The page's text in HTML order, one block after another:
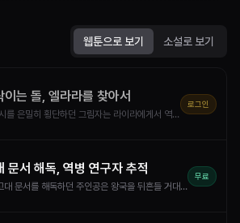
웹툰으로 보기 소설로 보기
이는 돌, 엘라라를 찾아서
폐허가 된 도시를 은밀히 횡단하던 그림자는 라이라에게서 역병 연구자 엘리야스의 정보를 얻는다. 하지만 그의 은신처에서 발견된 '속삭이는 엘도리아의 돌'은 더 깊은 비밀을 예고하고, 어둠의 조력자 엘라라를 찾아 나서게 한다.
로그인
문서 해독, 역병 연구자 추적
안식처에서 고대 문서를 해독하던 주인공은 왕국을 뒤흔들 거대한 음모와 마주한다. 어둠의 역병과 고대 유물, 그리고 팔에 새겨진 문양에 얽힌 충격적인 진실! 이제 모든 의문이 풀릴 다음 표적을 향한 그림자의 여정이 시작된다.
무료